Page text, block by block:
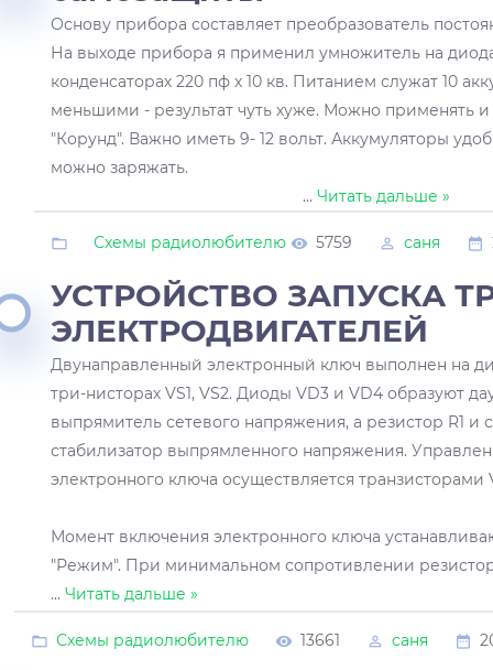
Основу прибора составляет преобразователь
На выходе прибора я применил умножитель на
конденсаторах 220 пф х 10 кв. Питанием служат 10
меньшими - результат чуть хуже. Можно применять
"Корунд". Важно иметь 9- 12 вольт. Аккумуляторы
можно заряжать.
...Читать дальше »
Схемы радиолюбителю 5759 саня
УСТРОЙСТВО ЗАПУСКА
ЭЛЕКТРОДВИГАТЕЛЕЙ
Двунаправленный электронный ключ выполнен на
три-нисторах VS1, VS2. Диоды VD3 и VD4 образуют
выпрямитель сетевого напряжения, а резистор R1 и
стабилизатор выпрямленного напряжения.
электронного ключа осуществляется транзисторами
Момент включения электронного ключа
"Режим". При минимальном сопротивлении
...Читать дальше »
Схемы радиолюбителю 13661 саня